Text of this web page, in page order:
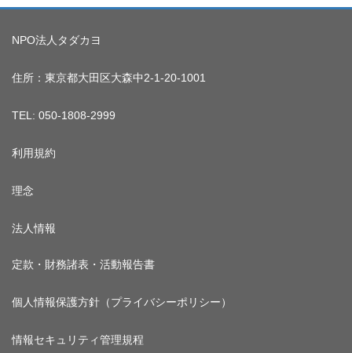
NPO法人タダカヨ
住所：東京都大田区大森中2-1-20-1001
TEL: 050-1808-2999
利用規約
理念
法人情報
定款・財務諸表・活動報告書
個人情報保護方針（プライバシーポリシー）
情報セキュリティ管理規程